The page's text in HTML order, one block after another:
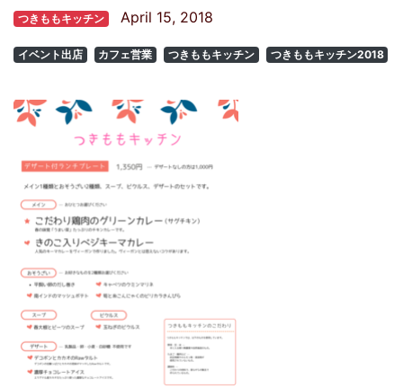
つきももキッチン April 15, 2018
イベント出店 カフェ営業 つきももキッチン つきももキッチン2018